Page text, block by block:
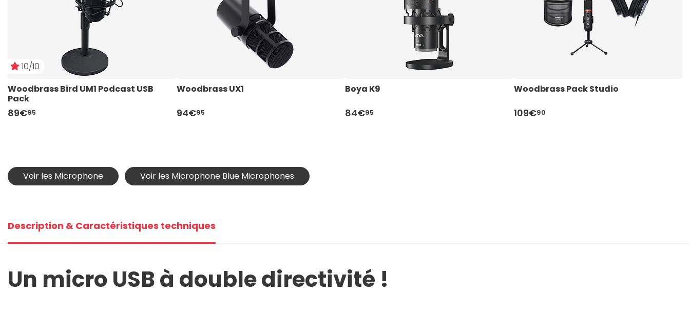
10/10
Woodbrass Bird UM1 Podcast USB
Pack
89€95
Woodbrass UX1
94€95
Boya K9
84€95
Woodbrass Pack Studio
109€90
Voir les Microphone Voir les Microphone Blue Microphones
Description & Caractéristiques techniques
Un micro USB à double directivité !